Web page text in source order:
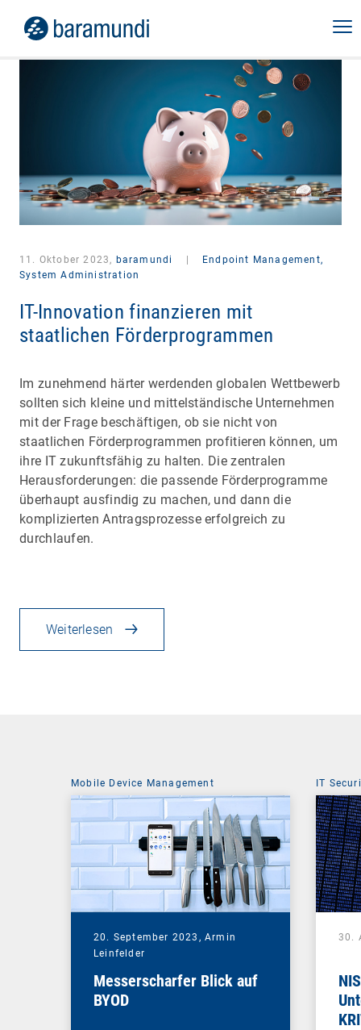
11. Oktober 2023, baramundi
Endpoint Management,
System Administration
IT-Innovation finanzieren mit
staatlichen Förderprogrammen
Im zunehmend härter werdenden globalen Wettbewerb
sollten sich kleine und mittelständische Unternehmen
mit der Frage beschäftigen, ob sie nicht von
staatlichen Förderprogrammen profitieren können, um
ihre IT zukunftsfähig zu halten. Die zentralen
Herausforderungen: die passende Förderprogramme
überhaupt ausfindig zu machen, und dann die
komplizierten Antragsprozesse erfolgreich zu
durchlaufen.
Weiterlesen
Mobile Device Management
20. September 2023, Armin
Leinfelder
Messerscharfer Blick auf
BYOD
IT
30.